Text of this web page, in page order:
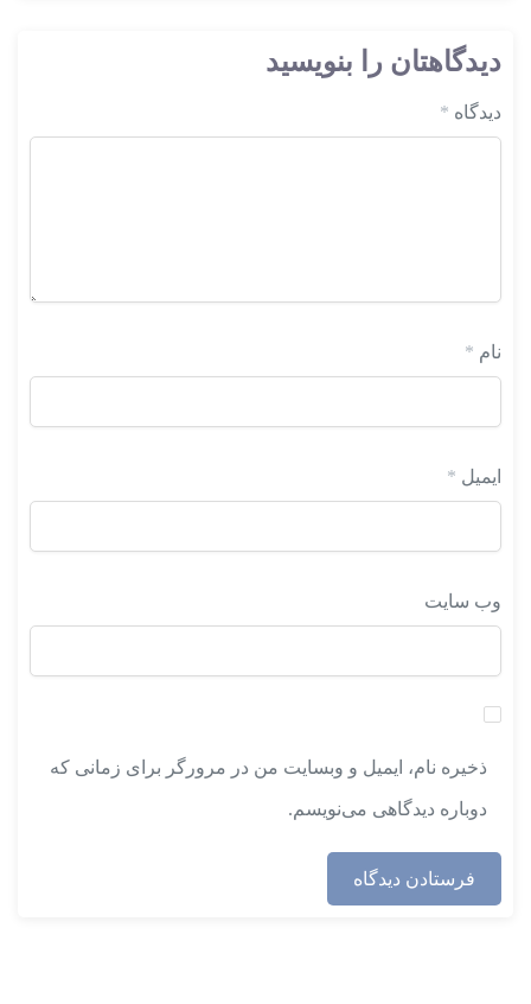
دیدگاهتان را بنویسید
دیدگاه *
نام *
ایمیل *
وب‌ سایت
ذخیره نام، ایمیل و وبسایت من در مرورگر برای زمانی که
دوباره دیدگاهی می‌نویسم.